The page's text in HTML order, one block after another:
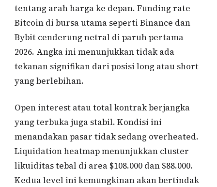
tentang arah harga ke depan. Funding rate
Bitcoin di bursa utama seperti Binance dan
Bybit cenderung netral di paruh pertama
2026. Angka ini menunjukkan tidak ada
tekanan signifikan dari posisi long atau short
yang berlebihan.
Open interest atau total kontrak berjangka
yang terbuka juga stabil. Kondisi ini
menandakan pasar tidak sedang overheated.
Liquidation heatmap menunjukkan cluster
likuiditas tebal di area $108.000 dan $88.000.
Kedua level ini kemungkinan akan bertindak